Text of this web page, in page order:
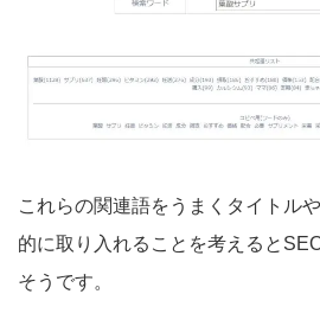
これらの関連語をうまくタイトル
的に取り入れることを考えると
そうです。